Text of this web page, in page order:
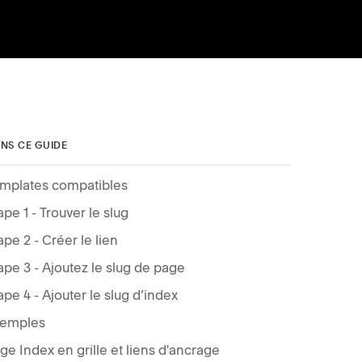
CE GUIDE
compatibles
1 - Trouver le slug
2 - Créer le lien
3 - Ajoutez le slug de page
4 - Ajouter le slug d’index
Index en grille et liens d'ancrage